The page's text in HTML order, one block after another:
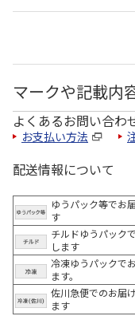
マークや記載内
よくあるお問い合わ
お支払い方法
配送情報について
ゆうパック等でお
す
チルドゆうパック
します
冷凍ゆうパックで
ます。
佐川急便でのお届
ます